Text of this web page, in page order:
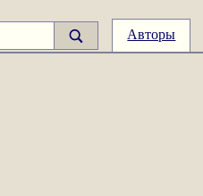
Авторы